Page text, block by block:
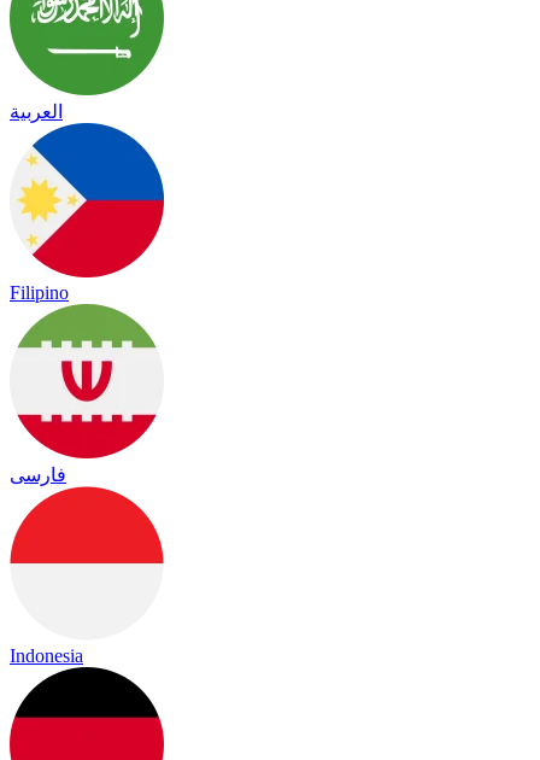
العربية
Filipino
فارسی
Indonesia